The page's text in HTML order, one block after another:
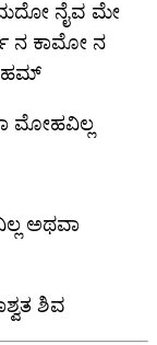
ನೈವ ಮೇ
ನ ಕಾಮೋ ನ
ಮೋಹವಿಲ್ಲ
ಅಥವಾ
ಶಿವ